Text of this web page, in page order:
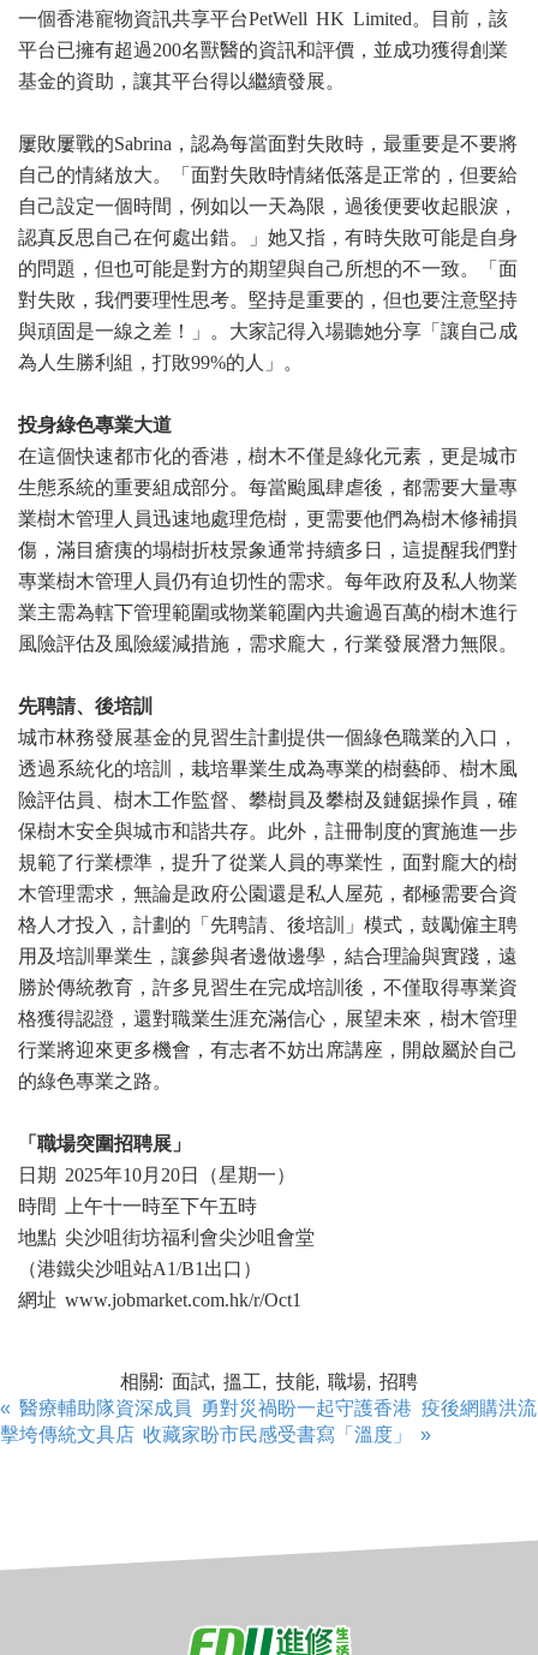
一個香港寵物資訊共享平台PetWell HK Limited。目前，該
平台已擁有超過200名獸醫的資訊和評價，並成功獲得創業
基金的資助，讓其平台得以繼續發展。
屢敗屢戰的Sabrina，認為每當面對失敗時，最重要是不要將
自己的情緒放大。「面對失敗時情緒低落是正常的，但要給
自己設定一個時間，例如以一天為限，過後便要收起眼淚，
認真反思自己在何處出錯。」她又指，有時失敗可能是自身
的問題，但也可能是對方的期望與自己所想的不一致。「面
對失敗，我們要理性思考。堅持是重要的，但也要注意堅持
與頑固是一線之差！」。大家記得入場聽她分享「讓自己成
為人生勝利組，打敗99%的人」。
投身綠色專業大道
在這個快速都市化的香港，樹木不僅是綠化元素，更是城市
生態系統的重要組成部分。每當颱風肆虐後，都需要大量專
業樹木管理人員迅速地處理危樹，更需要他們為樹木修補損
傷，滿目瘡痍的塌樹折枝景象通常持續多日，這提醒我們對
專業樹木管理人員仍有迫切性的需求。每年政府及私人物業
業主需為轄下管理範圍或物業範圍內共逾過百萬的樹木進行
風險評估及風險緩減措施，需求龐大，行業發展潛力無限。
先聘請、後培訓
城市林務發展基金的見習生計劃提供一個綠色職業的入口，
透過系統化的培訓，栽培畢業生成為專業的樹藝師、樹木風
險評估員、樹木工作監督、攀樹員及攀樹及鏈鋸操作員，確
保樹木安全與城市和諧共存。此外，註冊制度的實施進一步
規範了行業標準，提升了從業人員的專業性，面對龐大的樹
木管理需求，無論是政府公園還是私人屋苑，都極需要合資
格人才投入，計劃的「先聘請、後培訓」模式，鼓勵僱主聘
用及培訓畢業生，讓參與者邊做邊學，結合理論與實踐，遠
勝於傳統教育，許多見習生在完成培訓後，不僅取得專業資
格獲得認證，還對職業生涯充滿信心，展望未來，樹木管理
行業將迎來更多機會，有志者不妨出席講座，開啟屬於自己
的綠色專業之路。
「職場突圍招聘展」
日期 2025年10月20日（星期一）
時間 上午十一時至下午五時
地點 尖沙咀街坊福利會尖沙咀會堂
（港鐵尖沙咀站A1/B1出口）
網址 www.jobmarket.com.hk/r/Oct1
相關: 面試, 搵工, 技能, 職場, 招聘
« 醫療輔助隊資深成員 勇對災禍盼一起守護香港 疫後網購洪流
擊垮傳統文具店 收藏家盼市民感受書寫「溫度」 »